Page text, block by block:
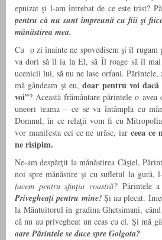
epuizat şi l-am întrebat de ce este trist?
pentru că nu sunt împreună cu fiii şi
mănăstirea mea.
Cu o zi înainte ne spovedisem şi îl rugam
va dori să îl ia la El, să Îl roage să îl
ucenicii lui, să nu ne lase orfani. Părintele,
mă gândeam şi eu,doar pentruvoi dacă
voi”? Această frământare părintele o
uneori teama – ce se va întâmpla cu
Domnul, în ce relaţii vom fi cu
vor manifesta cei ce ne urăsc, iar ceea ce
ne risipim.
Ne-am despărţit la mănăstirea Căşiel,
noi spre mănăstire şi cu sufletul la gură,
facem pentru sfinţia voastră? Părintele
Privegheaţi pentru mine!Şi au plecat.
la Mântuitorul în gradina Ghetsimani,
că nu au privegheat un ceas cu el. Şi mă
oare Părintele se duce spre Golgota?